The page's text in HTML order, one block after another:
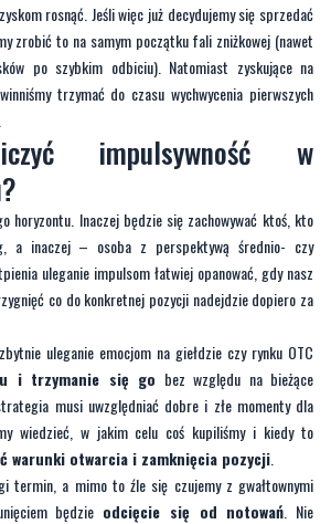
rosnąć. Jeśli więc już decydujemy się sprzedać
zrobić to na samym początku fali zniżkowej (nawet
po szybkim odbiciu). Natomiast zyskujące na
trzymać do czasu wychwycenia pierwszych
impulsywność w
horyzontu. Inaczej będzie się zachowywać ktoś, kto
a inaczej – osoba z perspektywą średnio- czy
uleganie impulsom łatwiej opanować, gdy nasz
co do konkretnej pozycji nadejdzie dopiero za
uleganie emocjom na giełdzie czy rynku OTC
i trzymanie się go bez względu na bieżące
musi uwzględniać dobre i złe momenty dla
wiedzieć, w jakim celu coś kupiliśmy i kiedy to
warunki otwarcia i zamknięcia pozycji
termin, a mimo to źle się czujemy z gwałtownymi
będzie odcięcie się od notowań . Nie